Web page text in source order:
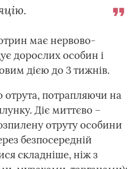
має нервово-
дорослих особин і
дією до 3 тижнів.
потрапляючи на
Діє миттєво –
отруту особини
безпосередній
складніше, ніж з